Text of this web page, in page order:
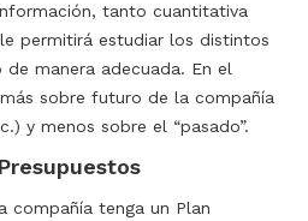
tanto cuantitativa
permitirá estudiar los distintos
manera adecuada. En el
sobre futuro de la compañía
y menos sobre el “pasado”.
compañía tenga un Plan